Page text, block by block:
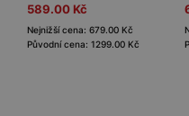
589.00 Kč
Nejnižší cena: 679.00 Kč
Původní cena: 1299.00 Kč